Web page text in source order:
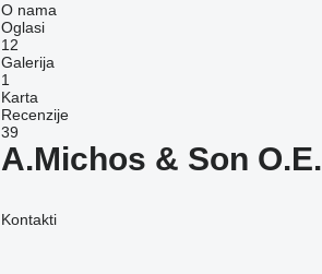
O nama
Oglasi
12
Galerija
1
Karta
Recenzije
39
A.Michos & Son O.E.
Kontakti